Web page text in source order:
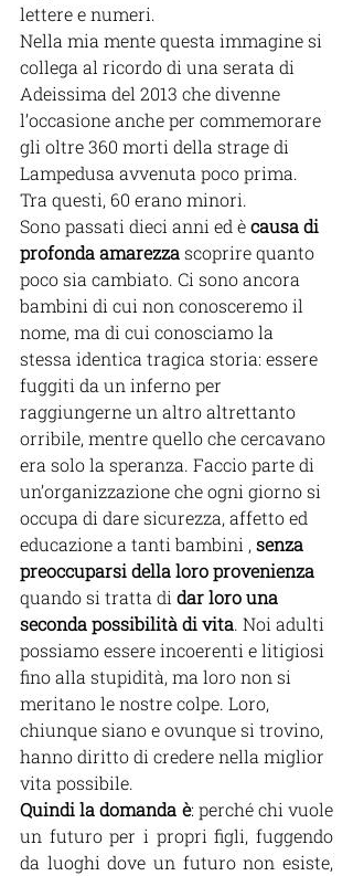
lettere e numeri.
Nella mia mente questa immagine si
collega al ricordo di una serata di
Adeissima del 2013 che divenne
l’occasione anche per commemorare
gli oltre 360 morti della strage di
Lampedusa avvenuta poco prima.
Tra questi, 60 erano minori.
Sono passati dieci anni ed è causa di
profonda amarezza scoprire quanto
poco sia cambiato. Ci sono ancora
bambini di cui non conosceremo il
nome, ma di cui conosciamo la
stessa identica tragica storia: essere
fuggiti da un inferno per
raggiungerne un altro altrettanto
orribile, mentre quello che cercavano
era solo la speranza. Faccio parte di
un’organizzazione che ogni giorno si
occupa di dare sicurezza, affetto ed
educazione a tanti bambini , senza
preoccuparsi della loro provenienza
quando si tratta di dar loro una
seconda possibilità di vita. Noi adulti
possiamo essere incoerenti e litigiosi
fino alla stupidità, ma loro non si
meritano le nostre colpe. Loro,
chiunque siano e ovunque si trovino,
hanno diritto di credere nella miglior
vita possibile.
Quindi la domanda è: perché chi vuole
un futuro per i propri figli, fuggendo
da luoghi dove un futuro non esiste,